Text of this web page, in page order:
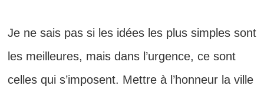
Je ne sais pas si les idées les plus simples sont
les meilleures, mais dans l’urgence, ce sont
celles qui s’imposent. Mettre à l’honneur la ville